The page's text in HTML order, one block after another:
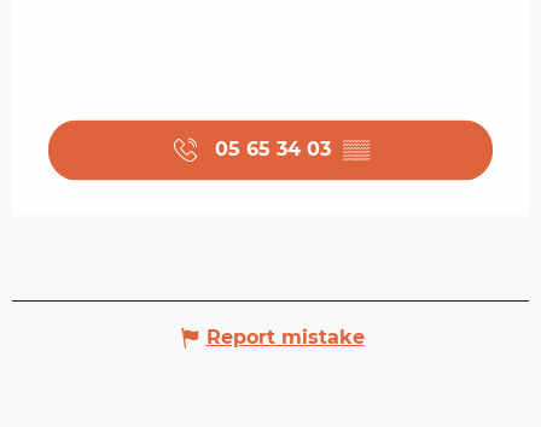
05 65 34 03 ▒▒
Report mistake